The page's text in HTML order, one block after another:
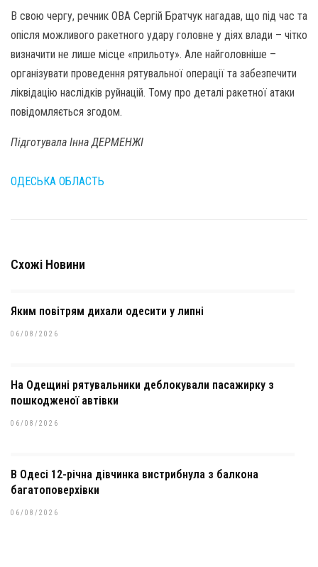
В свою чергу, речник ОВА Сергій Братчук нагадав, що під час та
опісля можливого ракетного удару головне у діях влади – чітко
визначити не лише місце «прильоту». Але найголовніше –
організувати проведення рятувальної операції та забезпечити
ліквідацію наслідків руйнацій. Тому про деталі ракетної атаки
повідомляється згодом.
Підготувала Інна ДЕРМЕНЖІ
ОДЕСЬКА ОБЛАСТЬ
Схожі Новини
Яким повітрям дихали одесити у липні
06/08/2026
На Одещині рятувальники деблокували пасажирку з
пошкодженої автівки
06/08/2026
В Одесі 12-річна дівчинка вистрибнула з балкона
багатоповерхівки
06/08/2026